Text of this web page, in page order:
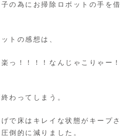
の為にお掃除ロボットの手を借
トの感想は、
っ！！！！なんじゃこりゃー！
わってしまう。
で床はキレイな状態がキープさ
倒的に減りました。